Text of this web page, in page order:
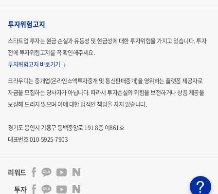
투자위험고지
스타트업 투자는 원금 손실과 유동성 및 현금성에 대한 투자위험을 가지고 있습니다.투자
전에 투자위험고지를 꼭 확인해주세요.
투자위험고지 바로가기
크라우디는 중개업(온라인소액투자중개 및 통신판매중개)을 영위하는 플랫폼 제공자로
자금을 모집하는당사자가 아닙니다. 따라서 투자손실의 위험을 보전하거나 상품 제공을
보장해 드리지 않으며 이에 대한 법적인 책임을 지지 않습니다.
경기도 용인시 기흥구 동백중앙로 191 8층 이861호
대표번호 010-5925-7903
리워드
투자